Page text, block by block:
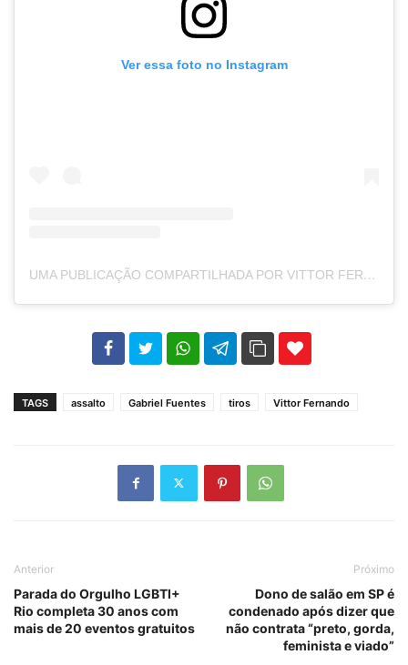
Ver essa foto no Instagram
UMA PUBLICAÇÃO COMPARTILHADA POR VITTOR FERNANDO (@VITTORFERNANDO)
102 35
TAGS assalto Gabriel Fuentes tiros Vittor Fernando
Anterior
Parada do Orgulho LGBTI+
Rio completa 30 anos com
mais de 20 eventos gratuitos
Próximo
Dono de salão em SP é
condenado após dizer que
não contrata “preto, gorda,
feminista e viado”